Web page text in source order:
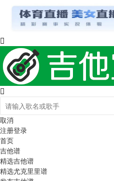
取消
注册登录
首页
吉他谱
精选吉他谱
精选尤克里里谱